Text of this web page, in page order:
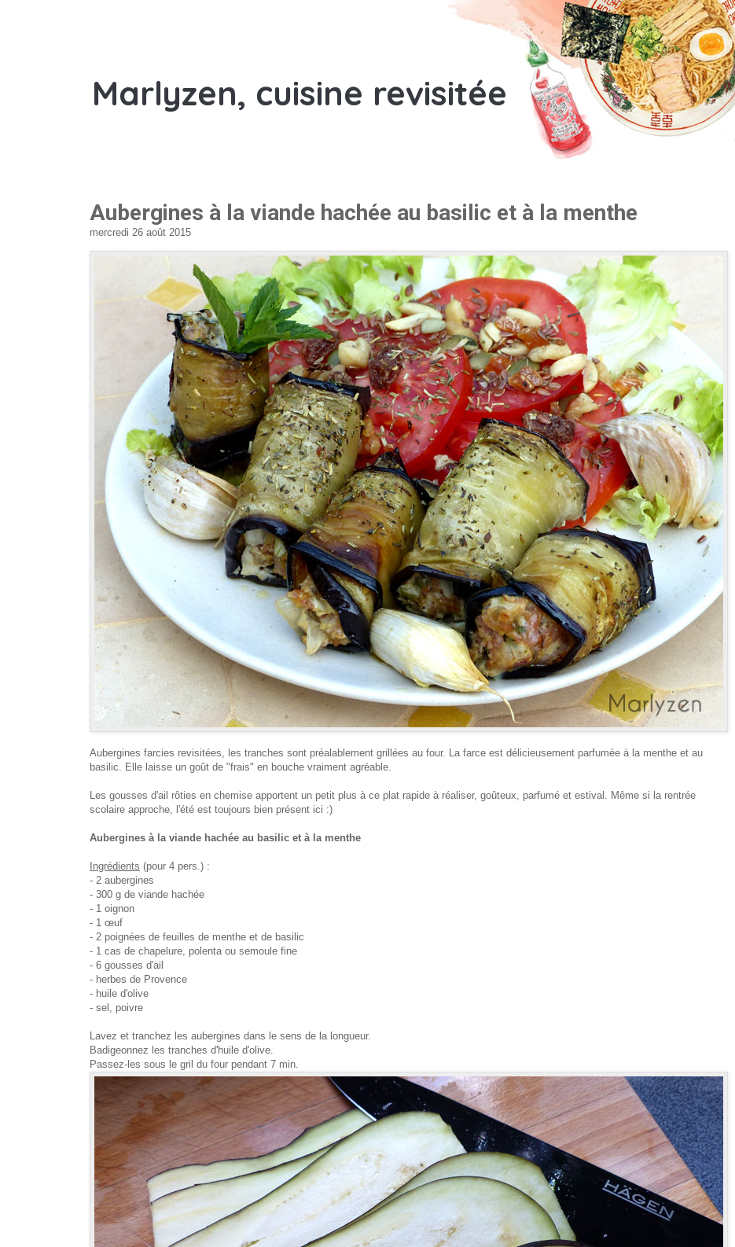
Marlyzen, cuisine revisitée
Aubergines à la viande hachée au basilic et à la menthe
mercredi 26 août 2015
Aubergines farcies revisitées, les tranches sont préalablement grillées au four. La farce est délicieusement parfumée à la menthe et au
basilic. Elle laisse un goût de "frais" en bouche vraiment agréable.
Les gousses d'ail rôties en chemise apportent un petit plus à ce plat rapide à réaliser, goûteux, parfumé et estival. Même si la rentrée
scolaire approche, l'été est toujours bien présent ici :)
Aubergines à la viande hachée au basilic et à la menthe
Ingrédients (pour 4 pers.) :
- 2 aubergines
- 300 g de viande hachée
- 1 oignon
- 1 œuf
- 2 poignées de feuilles de menthe et de basilic
- 1 cas de chapelure, polenta ou semoule fine
- 6 gousses d'ail
- herbes de Provence
- huile d'olive
- sel, poivre
Lavez et tranchez les aubergines dans le sens de la longueur.
Badigeonnez les tranches d'huile d'olive.
Passez-les sous le gril du four pendant 7 min.